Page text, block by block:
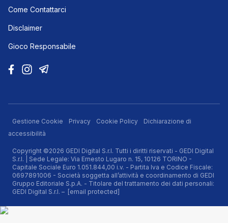
Come Contattarci
Disclaimer
Gioco Responsabile
Gestione Cookie Privacy Cookie Policy
Dichiarazione di
accessibilità
Copyright ©2026 GEDI Digital S.r.l. Tutti i diritti riservati - GEDI Digital
S.r.l. | Sede Legale: Via Ernesto Lugaro n. 15, 10126 TORINO -
Capitale Sociale Euro 1.051.844,00 i.v. - Partita Iva e Codice Fiscale:
0697891006 - Società soggetta all’attività e coordinamento di GEDI
Gruppo Editoriale S.p.A. - Titolare del trattamento dei dati personali:
GEDI Digital S.r.l. – [email protected]